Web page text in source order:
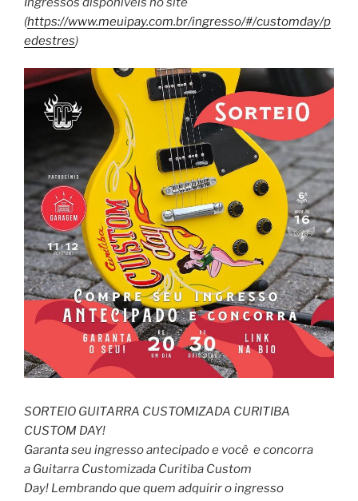
(https://www.meuipay.com.br/ingresso/#/customday/p
edestres)
SORTEIO GUITARRA CUSTOMIZADA CURITIBA
CUSTOM DAY!
Garanta seu ingresso antecipado e você e concorra
a Guitarra Customizada Curitiba Custom
Day! Lembrando que quem adquirir o ingresso